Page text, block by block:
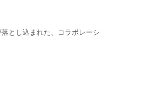
とし込まれた、コラボレーシ